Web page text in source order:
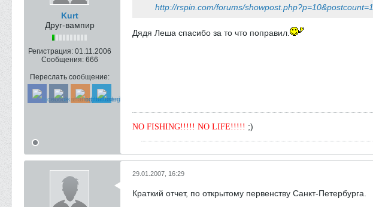
Kurt
Друг-вампир
Регистрация: 01.11.2006
Сообщения: 666
Переслать сообщение:
http://rspin.com/forums/showpost.php?p=10&postcount=1
Дядя Леша спасибо за то что поправил.
NO FISHING!!!!! NO LIFE!!!!! ;)
29.01.2007, 16:29
Краткий отчет, по открытому первенству Санкт-Петербурга.